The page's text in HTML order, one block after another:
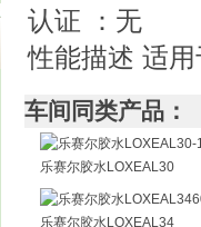
认证 ：无
性能描述 适
车间同类产品：
乐赛尔胶水LOXEAL30
乐赛尔胶水LOXEAL34